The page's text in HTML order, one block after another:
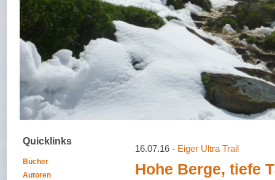
Quicklinks
Bücher
Autoren
16.07.16 - Eiger Ultra Trail
Hohe Berge, tiefe